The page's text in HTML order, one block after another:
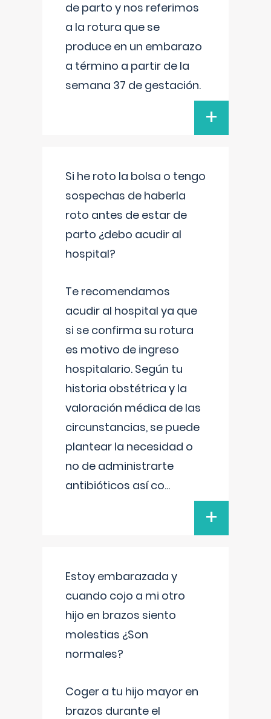
de parto y nos referimos
a la rotura que se
produce en un embarazo
a término a partir de la
semana 37 de gestación.
+
Si he roto la bolsa o tengo
sospechas de haberla
roto antes de estar de
parto ¿debo acudir al
hospital?
Te recomendamos
acudir al hospital ya que
si se confirma su rotura
es motivo de ingreso
hospitalario. Según tu
historia obstétrica y la
valoración médica de las
circunstancias, se puede
plantear la necesidad o
no de administrarte
antibióticos así co...
+
Estoy embarazada y
cuando cojo a mi otro
hijo en brazos siento
molestias ¿Son
normales?
Coger a tu hijo mayor en
brazos durante el